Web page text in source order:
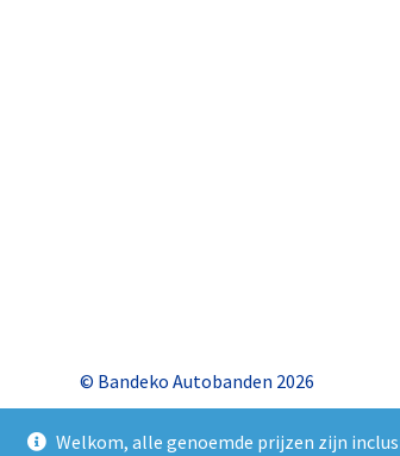
Welkom, alle genoemde prijzen zijn
© Bandeko Autobanden 2026